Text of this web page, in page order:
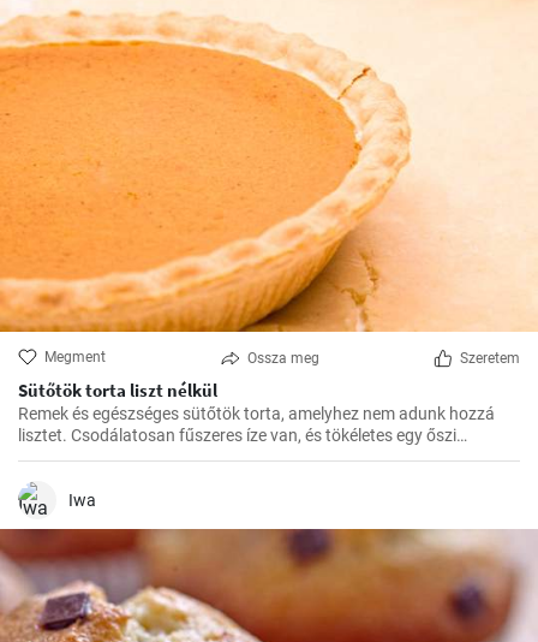
Megment Ossza meg Szeretem
Sütőtök torta liszt nélkül
Remek és egészséges sütőtök torta, amelyhez nem adunk hozzá
lisztet. Csodálatosan fűszeres íze van, és tökéletes egy őszi
délutánra.
Iwa